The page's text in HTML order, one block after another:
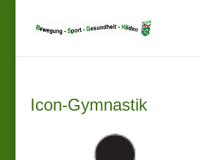
Icon-Gymnastik